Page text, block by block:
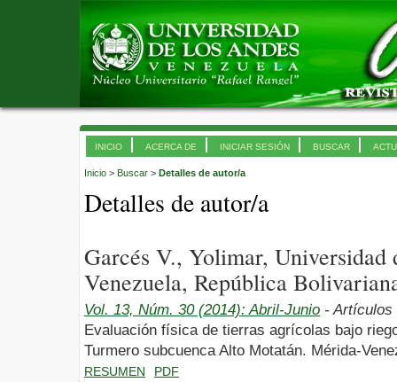
INICIO ACERCA DE INICIAR SESIÓN BUSCAR
Inicio > Buscar > Detalles de autor/a
Detalles de autor/a
Garcés V., Yolimar,
Venezuela, República
Vol. 13, Núm. 30 (2014): Abril-Junio - Artículos
Evaluación física de tierras agrícolas bajo
Turmero subcuenca Alto Motatán. Mérida-
RESUMEN PDF